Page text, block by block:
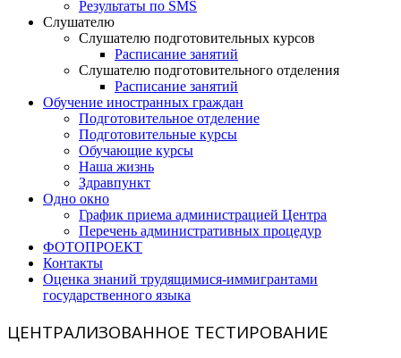
Результаты по SMS
Слушателю
Слушателю подготовительных курсов
Расписание занятий
Слушателю подготовительного отделения
Расписание занятий
Обучение иностранных граждан
Подготовительное отделение
Подготовительные курсы
Обучающие курсы
Наша жизнь
Здравпункт
Одно окно
График приема администрацией Центра
Перечень административных процедур
ФОТОПРОЕКТ
Контакты
Оценка знаний трудящимися-иммигрантами
государственного языка
ЦЕНТРАЛИЗОВАННОЕ ТЕСТИРОВАНИЕ